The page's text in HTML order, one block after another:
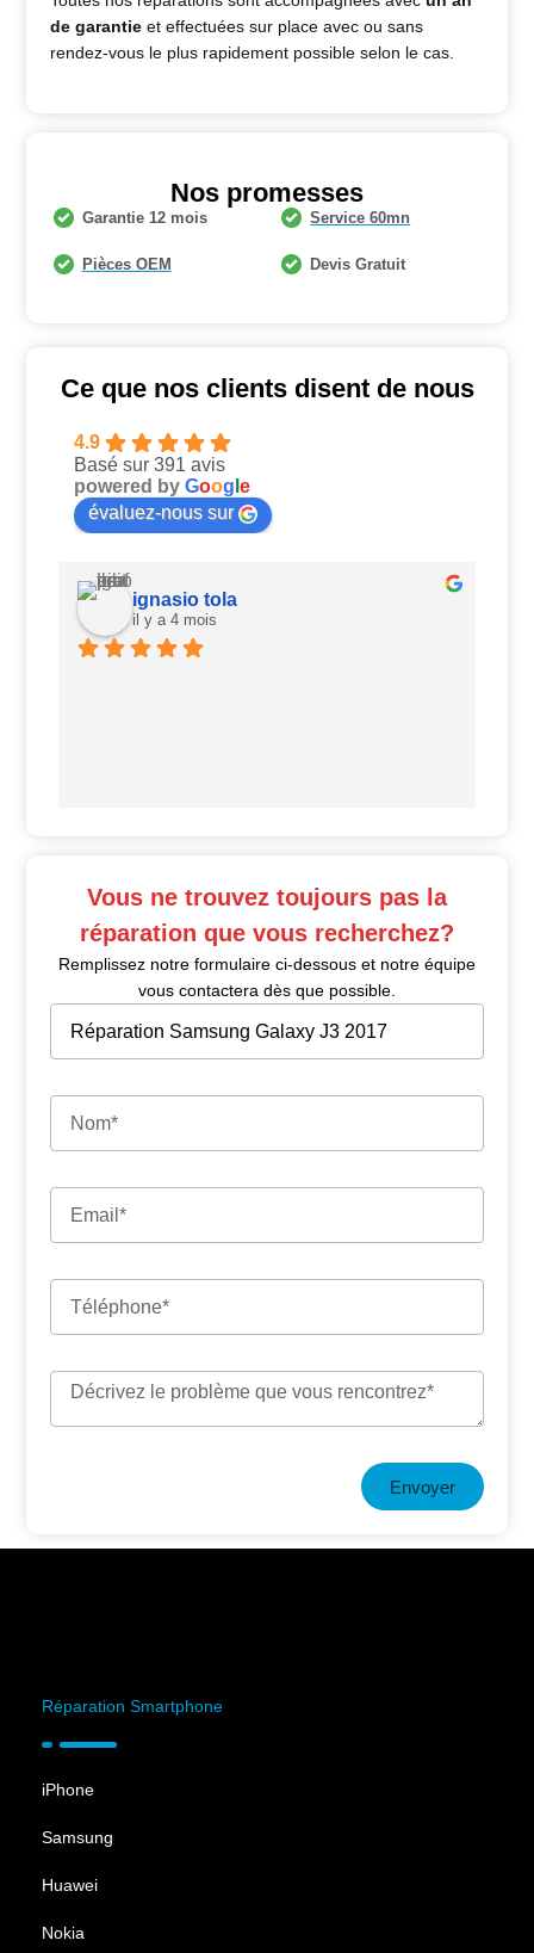
de garantie et effectuées sur place avec ou sans
rendez-vous le plus rapidement possible selon le cas.
Nos promesses
Garantie 12 mois Service 60mn
Pièces OEM Devis Gratuit
Ce que nos clients disent de nous
4.9
Basé sur 391 avis
powered byGoog le
évaluez-nous sur
ignasio tola
il y a 4 mois
Vous ne trouvez toujours pas la
réparation que vous recherchez?
Remplissez notre formulaire ci-dessous et notre équipe
vous contactera dès que possible.
Envoyer
Réparation Smartphone
iPhone
Samsung
Huawei
Nokia